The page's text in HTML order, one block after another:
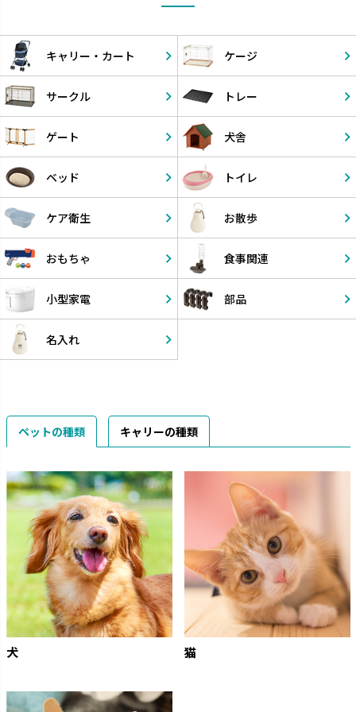
キャリー・ カート ケージ
サークル トレー
ゲート 犬舎
ベッド トイレ
ケア衛生 お散歩
おもちゃ 食事関連
小型家電 部品
名入れ
ペットの種類 キャリーの種類
犬 猫